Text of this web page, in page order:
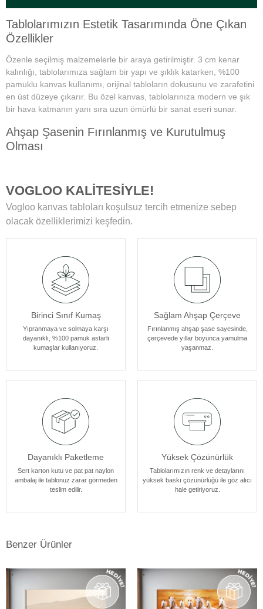
Tablolarımızın Estetik Tasarımında Öne Çıkan
Özellikler
Özenle seçilmiş malzemelerle bir araya getirilmiştir. 3 cm kenar
kalınlığı, tablolarımıza sağlam bir yapı ve şıklık katarken, %100
pamuklu kanvas kullanımı, orijinal tabloların dokusunu ve zarafetini
en üst düzeye çıkarır. Bu özel kanvas, tablolarınıza modern ve şık
bir hava katmanın yanı sıra uzun ömürlü bir sanat eseri sunar.
Ahşap Şasenin Fırınlanmış ve Kurutulmuş
Olması
ahşap şase sayesinde uzun yıllar boyunca ilk günkü formunu korur.
Yüksek Çözünürlüklü Baskılarımız
Modern teknolojiye sahip özel makineler kullanılarak üretilir. Bu
baskı sonrası uyguladığımız özel yüzey koruyucu ile tablolar,
canlılıklarını her zaman korur ve duvarlarınızı güzelleştirir.
Kenar Baskısıyla Tablolarımızın Kenar Kısımları
Resmin dokusu ve renklerinin zarif bir şekilde devam ettiği özel bir
tasarıma sahiptir. Bu detay, tablolarımızı ek çerçeve ihtiyacı
olmadan asılabilir kılar, böylece sanat eserleriniz odanızın
atmosferine mükemmel bir şekilde uyum sağlar. Her bir tablomuz,
tasarlanmıştır.
VOGLOO KALİTESİYLE!
Vogloo kanvas tabloları koşulsuz tercih etmenize sebep
olacak özelliklerimizi keşfedin.
Birinci Sınıf Kumaş
Yıpranmaya ve solmaya karşı
dayanıklı, %100 pamuk astarlı
kumaşlar kullanıyoruz.
Sağlam Ahşap Çerçeve
Fırınlanmış ahşap şase sayesinde,
çerçevede yıllar boyunca yamulma
yaşanmaz.
Dayanıklı Paketleme
Sert karton kutu ve pat pat naylon
ambalaj ile tablonuz zarar görmeden
teslim edilir.
Yüksek Çözünürlük
Tablolarımızın renk ve detaylarını
yüksek baskı çözünürlüğü ile göz alıcı
hale getiriyoruz.
Benzer Ürünler